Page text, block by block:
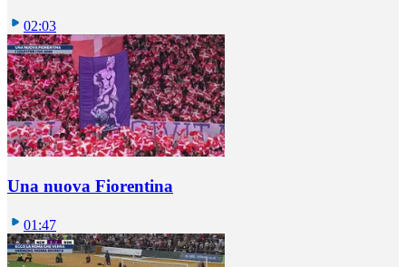
02:03
Una nuova Fiorentina
01:47